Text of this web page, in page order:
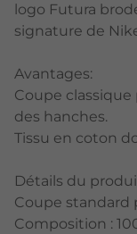
logo Futura
signature de
Avantages:
Coupe
des hanches.
Tissu en coton
Détails du
Coupe standard
Composition :